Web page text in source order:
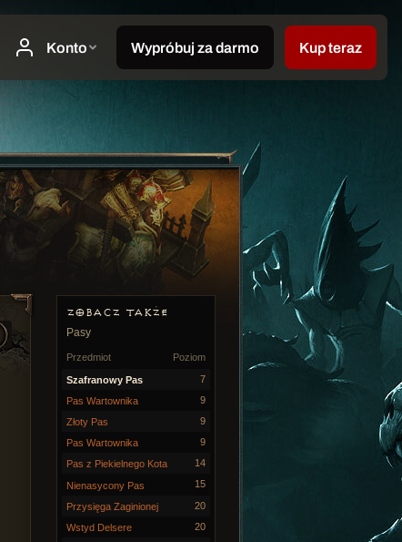
ZOBACZ TAKŻE
Pasy
Poziom
Przedmiot
Szafranowy Pas 7
Pas Wartownika 9
Złoty Pas 9
Pas Wartownika 9
Pas z Piekielnego Kota 14
Nienasycony Pas 15
Przysięga Zaginionej 20
Wstyd Delsere 20